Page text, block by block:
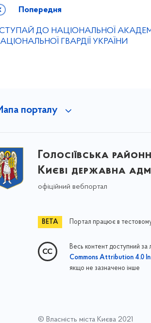
Попередня
ДО НАЦІОНАЛЬНОЇ
ГВАРДІЇ УКРАЇНИ
порталу
Голосіївська
Києві державна
офіційний вебпортал
Портал працює в
Весь контент доступний за
Commons Attribution 4.0
якщо не зазначено інше
© Власність міста Києва 2021